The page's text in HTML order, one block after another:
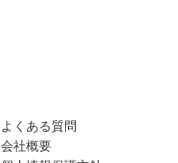
よくある質問
会社概要